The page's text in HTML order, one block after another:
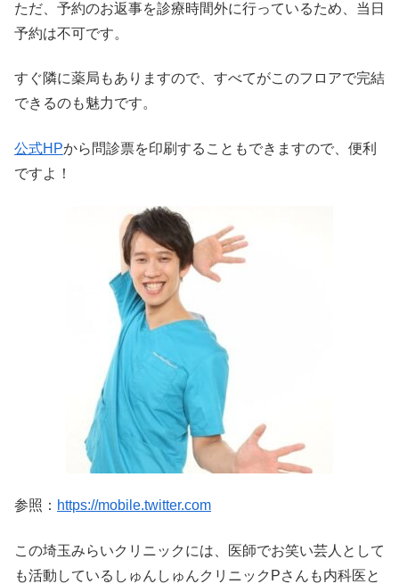
ただ、予約のお返事を診療時間外に行っているため、当日
予約は不可です。
すぐ隣に薬局もありますので、すべてがこのフロアで完結
できるのも魅力です。
公式HPから問診票を印刷することもできますので、便利
ですよ！
参照： https://mobile.twitter.com
この埼玉みらいクリニックには、医師でお笑い芸人として
も活動しているしゅんしゅんクリニックPさんも内科医と